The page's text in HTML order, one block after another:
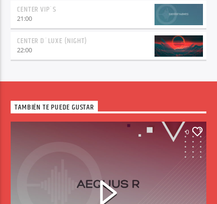
CENTER VIP´S
21:00
CENTER D´LUXE (NIGHT)
22:00
TAMBIÉN TE PUEDE GUSTAR
0